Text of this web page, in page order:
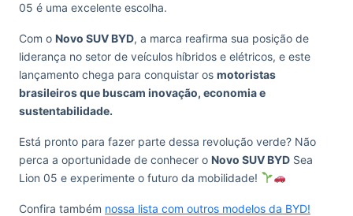
05 é uma excelente escolha.
Com o Novo SUV BYD, a marca reafirma sua posição de
liderança no setor de veículos híbridos e elétricos, e este
lançamento chega para conquistar os motoristas
brasileiros que buscam inovação, economia e
sustentabilidade.
Está pronto para fazer parte dessa revolução verde? Não
perca a oportunidade de conhecer o Novo SUV BYD Sea
Lion 05 e experimente o futuro da mobilidade!
Confira também nossa lista com outros modelos da BYD!